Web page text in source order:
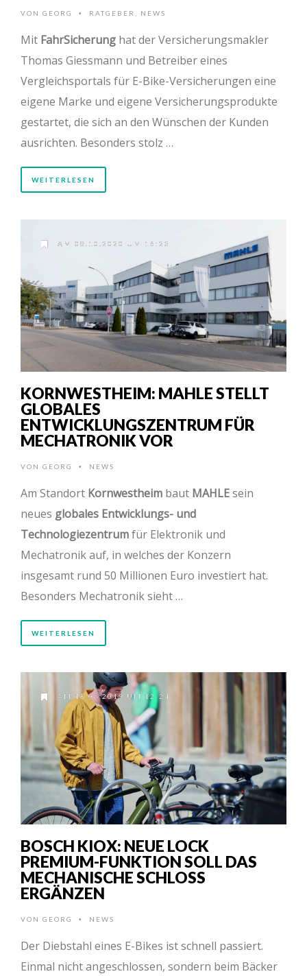
VON GEORG • RATGEBER NEWS
Mit FahrSicherung hat der Versicherungsmakler
Thomas Giessmann und Betreiber eines
Vergleichsportals für E-Bike-Versicherungen eine
eigene Marke und eigene Versicherungsprodukte
gestartet, die sich an den Wünschen der Kunden
ausrichten. Besonders stolz …
WEITERLESEN
AM 08.10.2020 UM 16:23
KORNWESTHEIM: MAHLE STELLT
GLOBALES
ENTWICKLUNGSZENTRUM FÜR
MECHATRONIK VOR
VON GEORG • NEWS
Am Standort Kornwestheim baut MAHLEsein
neues globales Entwicklungs- und
Technologiezentrumfür Elektronik und
Mechatronik auf, in welches der Konzern
insgesamt rund 50 Millionen Euro investiert hat.
Besonders Mechatronik sieht …
WEITERLESEN
AM 18.06.2019 UM 12:24
BOSCH KIOX: NEUE LOCK
PREMIUM-FUNKTION SOLL DAS
MECHANISCHE SCHLOSS
ERGÄNZEN
VON GEORG • NEWS
Der Diebstahl eines E-Bikes ist schnell passiert.
Einmal nicht angeschlossen, sondern beim Bäcker